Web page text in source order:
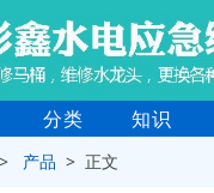
分类 知识
> 产品 > 正文